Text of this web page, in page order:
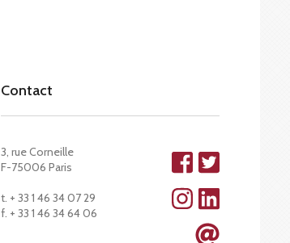
Contact
3, rue Corneille
F-75006 Paris
t. + 33 1 46 34 07 29
f. + 33 1 46 34 64 06